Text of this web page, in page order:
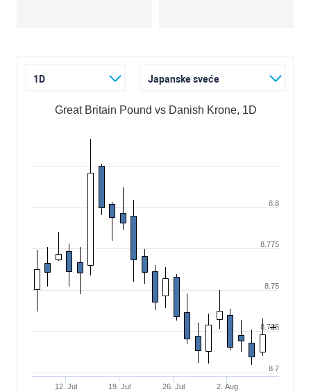
1D Japanske sveće
Great Britain Pound vs Danish Krone, 1D
12. Jul 19. Jul 26. Jul 2. Aug
8.7
8.725
8.75
8.775
8.8